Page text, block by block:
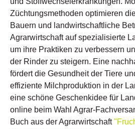
Züchtungsmethoden optimieren
Bauern und landwirtschaftliche
Agrarwirtschaft auf spezialisierte
um ihre Praktiken zu verbessern
der Rinder zu steigern. Eine
fördert die Gesundheit der Tiere
effiziente Milchproduktion in der
eine schöne Geschenkidee für
online beim Wahl Agrar-
Buch aus der Agrarwirtschaft